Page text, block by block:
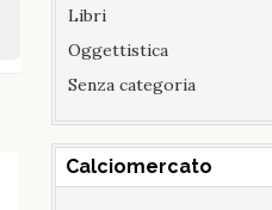
Libri
Oggettistica
Senza categoria
Calciomercato